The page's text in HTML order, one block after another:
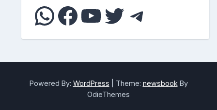
WhatsApp
Facebook
YouTube
Twitter
Powered By: WordPress Theme: newsbook By
OdieThemes